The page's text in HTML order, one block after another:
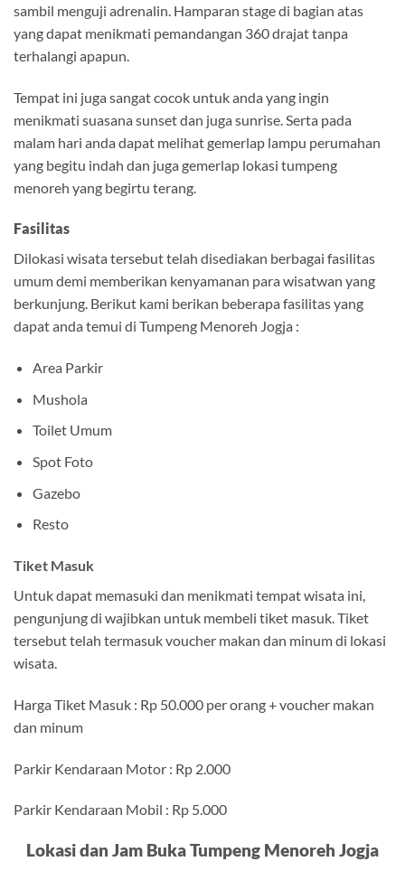
sambil menguji adrenalin. Hamparan stage di bagian atas
yang dapat menikmati pemandangan 360 drajat tanpa
terhalangi apapun.
Tempat ini juga sangat cocok untuk anda yang ingin
menikmati suasana sunset dan juga sunrise. Serta pada
malam hari anda dapat melihat gemerlap lampu perumahan
yang begitu indah dan juga gemerlap lokasi tumpeng
menoreh yang begirtu terang.
Fasilitas
Dilokasi wisata tersebut telah disediakan berbagai fasilitas
umum demi memberikan kenyamanan para wisatwan yang
berkunjung. Berikut kami berikan beberapa fasilitas yang
dapat anda temui di Tumpeng Menoreh Jogja :
Area Parkir
Mushola
Toilet Umum
Spot Foto
Gazebo
Resto
Tiket Masuk
Untuk dapat memasuki dan menikmati tempat wisata ini,
pengunjung di wajibkan untuk membeli tiket masuk. Tiket
tersebut telah termasuk voucher makan dan minum di lokasi
wisata.
Harga Tiket Masuk : Rp 50.000 per orang + voucher makan
dan minum
Parkir Kendaraan Motor : Rp 2.000
Parkir Kendaraan Mobil : Rp 5.000
Lokasi dan Jam Buka Tumpeng Menoreh Jogja